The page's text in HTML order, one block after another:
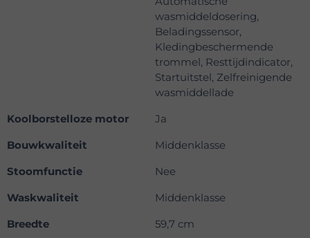
wasmiddeldosering,
Beladingssensor,
Kledingbeschermende
trommel, Resttijdindicator,
Startuitstel, Zelfreinigende
wasmiddellade
Koolborstelloze motor
Ja
Bouwkwaliteit
Middenklasse
Stoomfunctie
Nee
Waskwaliteit
Middenklasse
Breedte
59,7 cm